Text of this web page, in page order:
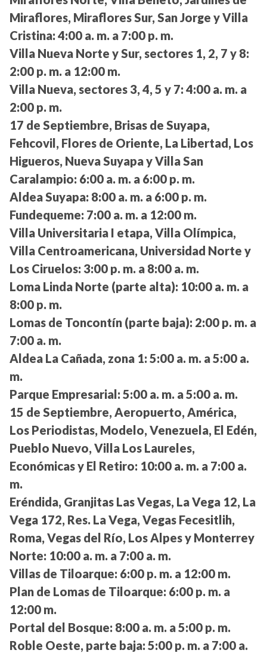
Miraflores, Miraflores Sur, San Jorge y Villa
Cristina: 4:00 a. m. a 7:00 p. m.
Villa Nueva Norte y Sur, sectores 1, 2, 7 y 8:
2:00 p. m. a 12:00 m.
Villa Nueva, sectores 3, 4, 5 y 7: 4:00 a. m. a
2:00 p. m.
17 de Septiembre, Brisas de Suyapa,
Fehcovil, Flores de Oriente, La Libertad, Los
Higueros, Nueva Suyapa y Villa San
Caralampio: 6:00 a. m. a 6:00 p. m.
Aldea Suyapa: 8:00 a. m. a 6:00 p. m.
Fundequeme: 7:00 a. m. a 12:00 m.
Villa Universitaria I etapa, Villa Olímpica,
Villa Centroamericana, Universidad Norte y
Los Ciruelos: 3:00 p. m. a 8:00 a. m.
Loma Linda Norte (parte alta): 10:00 a. m. a
8:00 p. m.
Lomas de Toncontín (parte baja): 2:00 p. m. a
7:00 a. m.
Aldea La Cañada, zona 1: 5:00 a. m. a 5:00 a.
m.
Parque Empresarial: 5:00 a. m. a 5:00 a. m.
15 de Septiembre, Aeropuerto, América,
Los Periodistas, Modelo, Venezuela, El Edén,
Pueblo Nuevo, Villa Los Laureles,
Económicas y El Retiro: 10:00 a. m. a 7:00 a.
m.
Eréndida, Granjitas Las Vegas, La Vega 12, La
Vega 172, Res. La Vega, Vegas Fecesitlih,
Roma, Vegas del Río, Los Alpes y Monterrey
Norte: 10:00 a. m. a 7:00 a. m.
Villas de Tiloarque: 6:00 p. m. a 12:00 m.
Plan de Lomas de Tiloarque: 6:00 p. m. a
12:00 m.
Portal del Bosque: 8:00 a. m. a 5:00 p. m.
Roble Oeste, parte baja: 5:00 p. m. a 7:00 a.